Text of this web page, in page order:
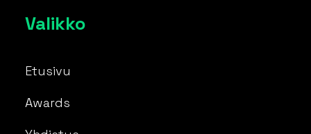
Valikko
Etusivu
Awards